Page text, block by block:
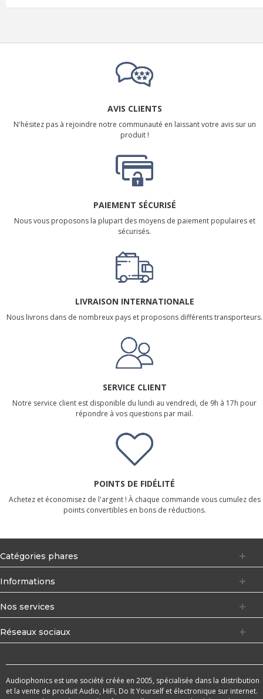
AVIS CLIENTS
N'hésitez pas à rejoindre notre communauté en laissant votre avis sur un
produit !
PAIEMENT SÉCURISÉ
Nous vous proposons la plupart des moyens de paiement populaires et
sécurisés.
LIVRAISON INTERNATIONALE
Nous livrons dans de nombreux pays et proposons différents transporteurs.
SERVICE CLIENT
Notre service client est disponible du lundi au vendredi, de 9h à 17h pour
répondre à vos questions par mail.
POINTS DE FIDÉLITÉ
Achetez et économisez de l'argent ! À chaque commande vous cumulez des
points convertibles en bons de réductions.
Catégories phares
Informations
Nos services
Réseaux sociaux
Audiophonics est une société créée en 2005, spécialisée dans la distribution
et la vente de produit Audio, HiFi, Do It Yourself et électronique sur internet.